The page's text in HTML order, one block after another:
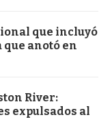
que incluyó
que anotó en
River:
expulsados al